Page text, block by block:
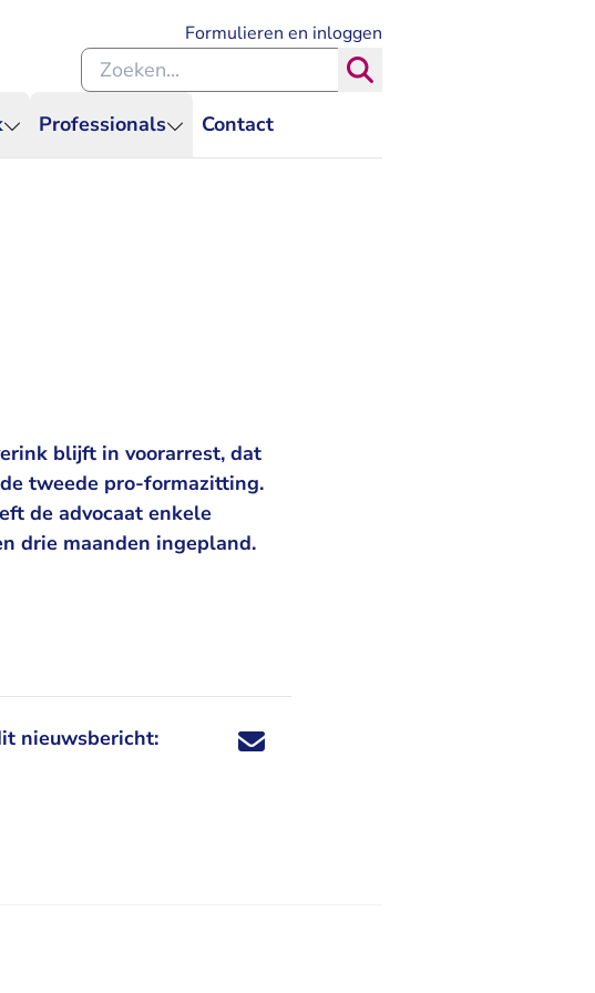
Professionals Contact
Formulieren en inloggen
Zoeken binnen de Rechtspraak
blijft in voorarrest, dat
tweede pro-formazitting.
de advocaat enkele
drie maanden ingepland.
nieuwsbericht: Deel dit nieuwsbericht via X - U verlaat
Deel dit nieuwsbericht via Facebook - U
Deel dit nieuwsbericht via e-mail
Deel dit nieuwsbericht via LinkedIn - U